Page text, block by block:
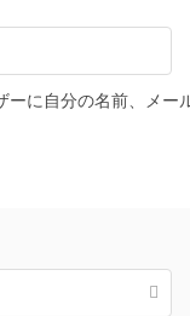
に自分の名前、メー